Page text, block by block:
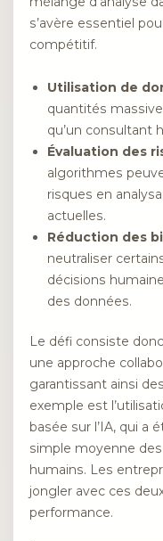
s’avère essentiel
compétitif.
Utilisation de
quantités
qu’un consultant
Évaluation des
algorithmes
risques en
actuelles.
Réduction des
neutraliser
décisions
des données.
Le défi consiste
une approche
garantissant ainsi
exemple est
basée sur l’IA, qui a
simple moyenne
humains. Les
jongler avec ces
performance.